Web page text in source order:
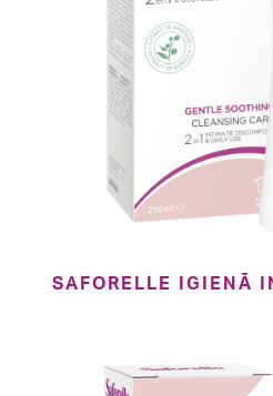
SAFORELLE IGIENĂ